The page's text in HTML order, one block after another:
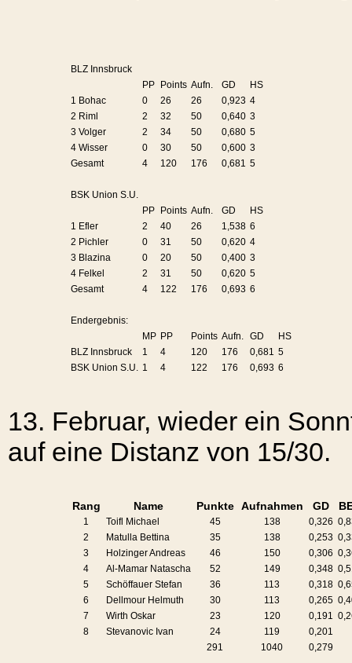
BLZ Innsbruck
PP
Points Aufn. GD
HS
1 Bohac
0 26 26 0,923 4
2 Riml
2 32 50 0,640 3
3 Volger
2 34 50 0,680 5
4 Wisser
0 30 50 0,600 3
Gesamt
4 120 176 0,681 5
BSK Union S.U.
PP
Points Aufn. GD
HS
1 Efler
2 40 26 1,538 6
2 Pichler
0 31 50 0,620 4
3 Blazina
0 20 50 0,400 3
4 Felkel
2 31 50 0,620 5
Gesamt
4 122 176 0,693 6
Endergebnis:
MP PP Points Aufn. GD
HS
BLZ Innsbruck
1 4 120 176 0,681 5
BSK Union S.U. 1 4 122 176 0,693 6
13. Februar, wieder ein
auf eine Distanz von 15/30.
Rang Name Punkte Aufnahmen GD
1 Toifl Michael 45 138 0,326
2
Matulla Bettina 35 138 0,253
3
Holzinger Andreas 46 150 0,306
4
Al-Mamar Natascha 52 149 0,348
5
Schöffauer Stefan 36 113 0,318
6
Dellmour Helmuth 30 113 0,265
7
Wirth Oskar 23 120 0,191
8
Stevanovic Ivan 24 119
0,201
291
1040 0,279